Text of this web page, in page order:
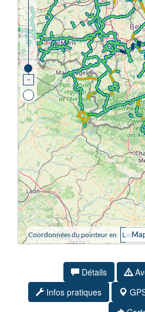
Détails
Infos pratiques